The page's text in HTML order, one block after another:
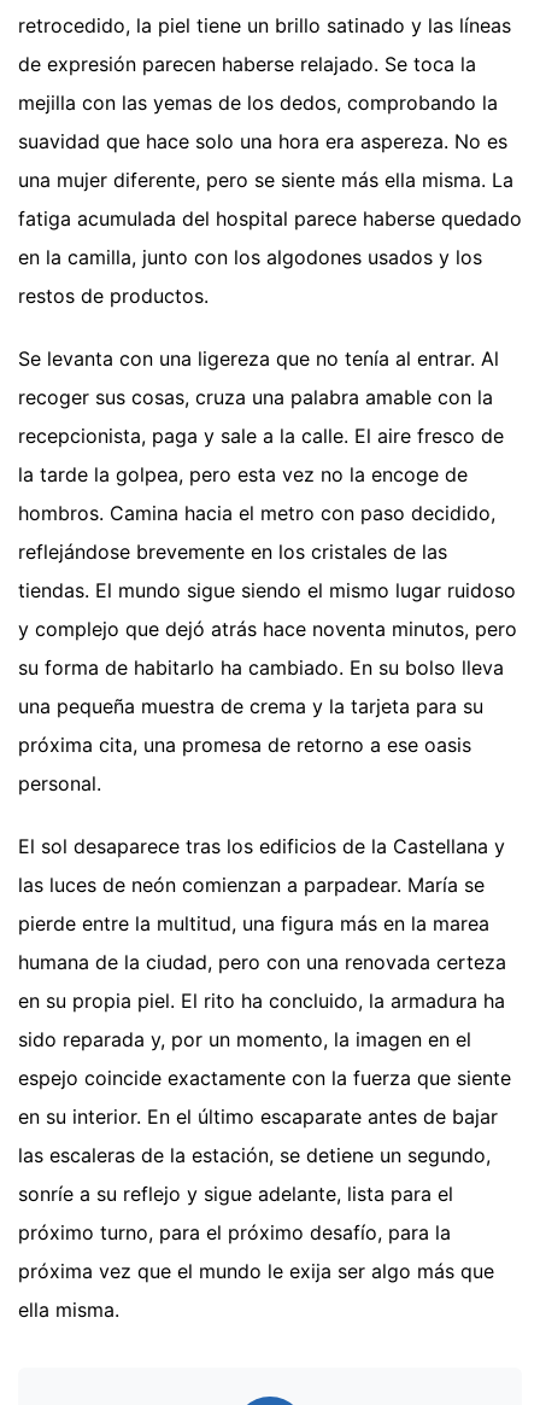
retrocedido, la piel tiene un brillo satinado y las líneas
de expresión parecen haberse relajado. Se toca la
mejilla con las yemas de los dedos, comprobando la
suavidad que hace solo una hora era aspereza. No es
una mujer diferente, pero se siente más ella misma. La
fatiga acumulada del hospital parece haberse quedado
en la camilla, junto con los algodones usados y los
restos de productos.
Se levanta con una ligereza que no tenía al entrar. Al
recoger sus cosas, cruza una palabra amable con la
recepcionista, paga y sale a la calle. El aire fresco de
la tarde la golpea, pero esta vez no la encoge de
hombros. Camina hacia el metro con paso decidido,
reflejándose brevemente en los cristales de las
tiendas. El mundo sigue siendo el mismo lugar ruidoso
y complejo que dejó atrás hace noventa minutos, pero
su forma de habitarlo ha cambiado. En su bolso lleva
una pequeña muestra de crema y la tarjeta para su
próxima cita, una promesa de retorno a ese oasis
personal.
El sol desaparece tras los edificios de la Castellana y
las luces de neón comienzan a parpadear. María se
pierde entre la multitud, una figura más en la marea
humana de la ciudad, pero con una renovada certeza
en su propia piel. El rito ha concluido, la armadura ha
sido reparada y, por un momento, la imagen en el
espejo coincide exactamente con la fuerza que siente
en su interior. En el último escaparate antes de bajar
las escaleras de la estación, se detiene un segundo,
sonríe a su reflejo y sigue adelante, lista para el
próximo turno, para el próximo desafío, para la
próxima vez que el mundo le exija ser algo más que
ella misma.